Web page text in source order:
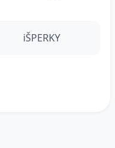
iŠPERKY